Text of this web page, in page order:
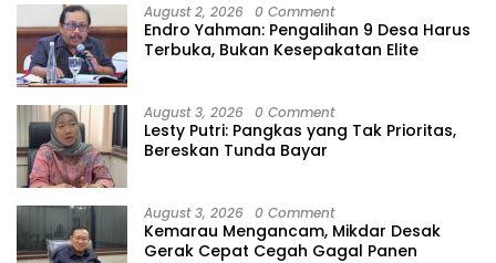
August 2, 2026 0 Comment
Endro Yahman: Pengalihan 9 Desa Harus
Terbuka, Bukan Kesepakatan Elite
August 3, 2026 0 Comment
Lesty Putri: Pangkas yang Tak Prioritas,
Bereskan Tunda Bayar
August 3, 2026 0 Comment
Kemarau Mengancam, Mikdar Desak
Gerak Cepat Cegah Gagal Panen